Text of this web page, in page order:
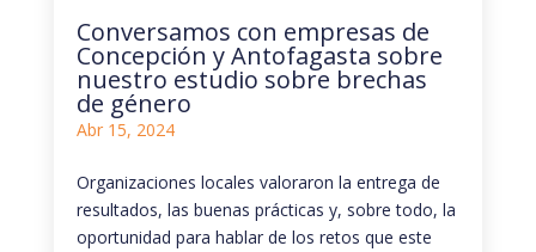
Conversamos con empresas de
Concepción y Antofagasta sobre
nuestro estudio sobre brechas
de género
Abr 15, 2024
Organizaciones locales valoraron la entrega de
resultados, las buenas prácticas y, sobre todo, la
oportunidad para hablar de los retos que este